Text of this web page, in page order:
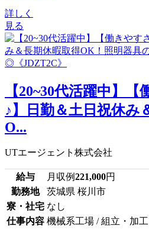
詳しく
見る
【20~30代活躍中】
♪】日勤＆土日祝休み
O...
UTエージェント株式会社
給与 月収例221,000円
勤務地
茨城県 桜川市
寮・社宅 なし
仕事内容 機械系工場 / 組立・加